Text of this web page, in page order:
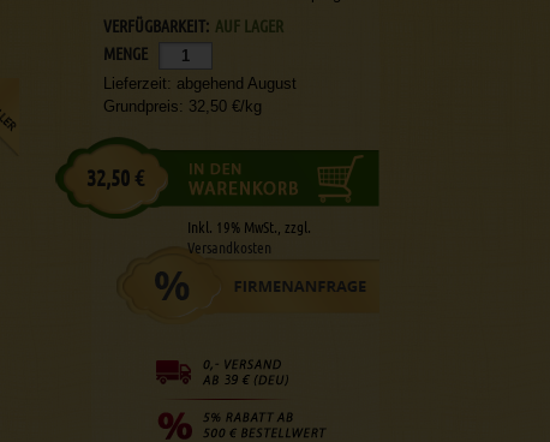
VERFÜGBARKEIT: AUF LAGER
MENGE
Lieferzeit: abgehend August
Grundpreis: 32,50 €/kg
32,50 €
Inkl. 19% MwSt., zzgl.
Versandkosten